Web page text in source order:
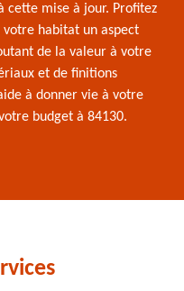
mise à jour. Profitez
habitat un aspect
de la valeur à votre
et de finitions
à donner vie à votre
budget à 84130.